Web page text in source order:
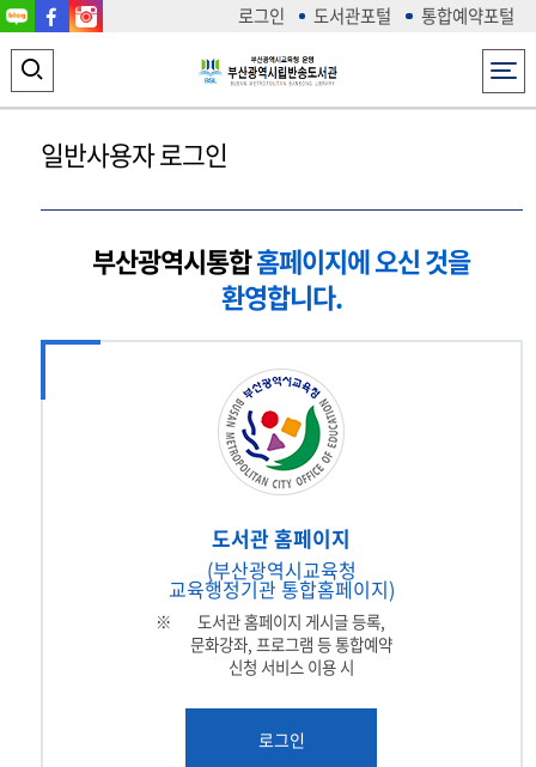
로그인 도서관포털 통합예약포털
전체메뉴
검
색
영일반사용자 로그인
부산광역시통합홈페이지에 오신 것을
환영합니다.
도서관 홈페이지
(부산광역시교육청
교육행정기관 통합홈페이지)
도서관 홈페이지 게시글 등록,
문화강좌, 프로그램 등 통합예약
신청 서비스 이용 시
로그인